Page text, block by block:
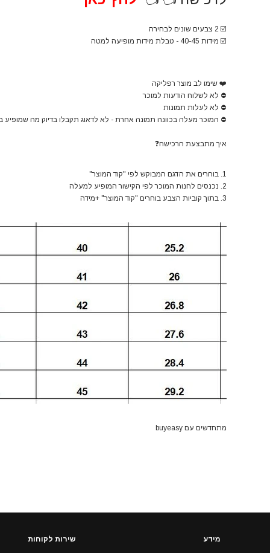
☑️
☑️ מידות 40-45 - טבלת מידות מופיעה למטה
❤️ שימו לב מוצר רפליקה
⛔ לא לשלוח הודעות למוכר
⛔ לא לעלות תמונות
⛔ המוכר מעלה בכוונה תמונה אחרת - לא לדאוג תקבלו בדיוק מה שמופיע
איך מתבצעת הרכישה❓
1. בוחרים את הדגם המבוקש לפי "קוד המוצר"
2. נכנסים לחנות המוכר לפי הקישור המופיע למעלה
3. בתוך קוביות הצבע בוחרים "קוד המוצר" +מידה
מתחדשים עם buyeasy
מידע שירות לקוחות